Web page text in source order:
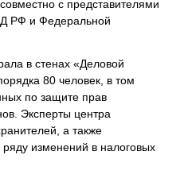
с представителями
РФ и Федеральной
в стенах «Деловой
80 человек, в том
по защите прав
Эксперты центра
а также
изменений в налоговых